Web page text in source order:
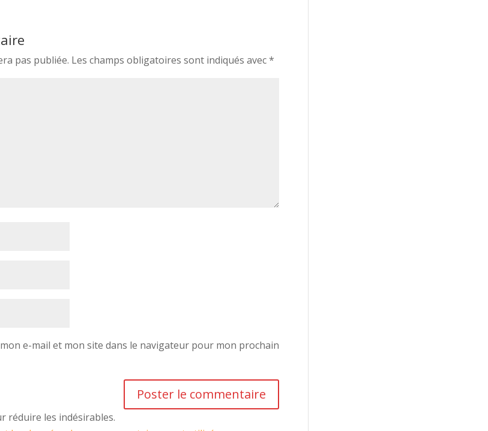
pas publiée. Les champs obligatoires sont indiqués avec*
e-mail et mon site dans le navigateur pour mon prochain
réduire les indésirables.